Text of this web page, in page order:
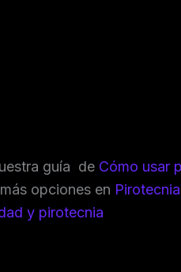
guía de Cómo usar
opciones en
y pirotecnia